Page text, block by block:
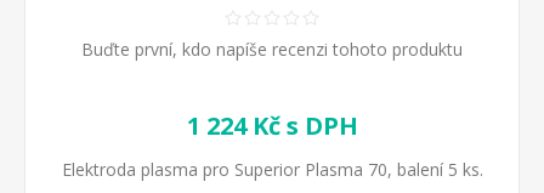
Buďte první, kdo napíše recenzi tohoto produktu
1 224 Kč s DPH
Elektroda plasma pro Superior Plasma 70, balení 5 ks.